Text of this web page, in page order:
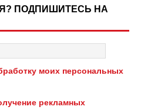
ПОДПИШИТЕСЬ НА
моих персональных
рекламных